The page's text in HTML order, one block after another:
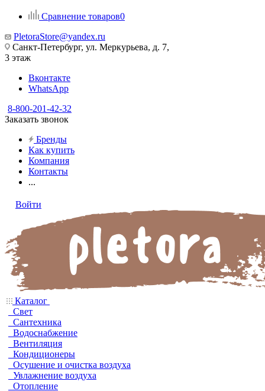
Сравнение товаров0
PletoraStore@yandex.ru
Санкт-Петербург, ул. Меркурьева, д. 7,
3 этаж
Вконтакте
WhatsApp
8-800-201-42-32
Заказать звонок
Бренды
Как купить
Компания
Контакты
...
Войти
Каталог
Свет
Сантехника
Водоснабжение
Вентиляция
Кондиционеры
Осушение и очистка воздуха
Увлажнение воздуха
Отопление